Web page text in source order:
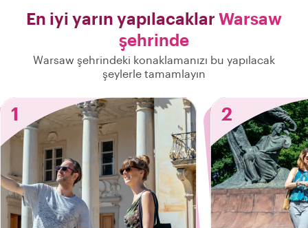
En iyi yarın yapılacaklar Warsaw
şehrinde
Warsaw şehrindeki konaklamanızı bu yapılacak
şeylerle tamamlayın
1 2